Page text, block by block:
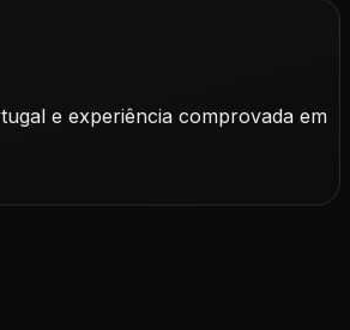
e experiência comprovada em